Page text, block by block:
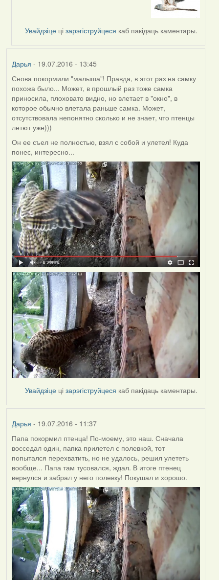
Дарья
Увайдзіце цізарэгіструйцеся каб пакідаць каментары.
Дарья - 19.07.2016 - 13:45
Снова покормили "малыша"! Правда, в этот раз на самку
похожа было... Может, в прошлый раз тоже самка
приносила, плоховато видно, но влетает в "окно", в
которое обычно влетала раньше самка. Может,
отсутствовала непонятно сколько и не знает, что птенцы
летют уже)))
Он ее съел не полностью, взял с собой и улетел! Куда
понес, интересно...
Увайдзіце цізарэгіструйцеся каб пакідаць каментары.
Дарья - 19.07.2016 - 11:37
Папа покормил птенца! По-моему, это наш. Сначала
восседал один, папка прилетел с полевкой, тот
попытался перехватить, но не удалось, решил улететь
вообще... Папа там тусовался, ждал. В итоге птенец
вернулся и забрал у него полевку! Покушал и хорошо.